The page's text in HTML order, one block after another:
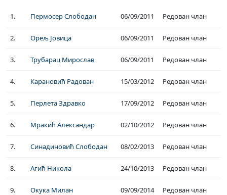
1. Пермосер Слободан 06/09/2011 Редован члан
2. Орељ Јовица 06/09/2011 Редован члан
3. Трубарац Мирослав 06/09/2011 Редован члан
4. Карановић Радован 15/03/2012 Редован члан
5. Перлета Здравко 17/09/2012 Редован члан
6. Мракић Александар 02/10/2012 Редован члан
7. Синадиновић Слободан 08/02/2013 Редован члан
8. Агић Никола 24/10/2013 Редован члан
9. Окука Милан 09/09/2014 Редован члан